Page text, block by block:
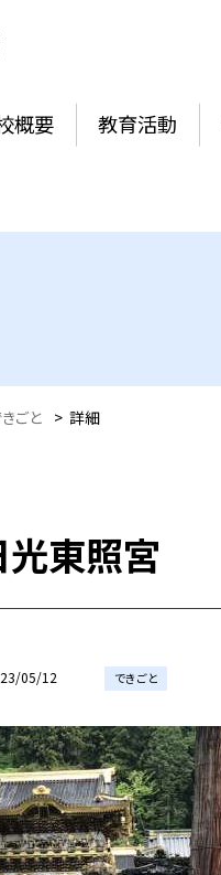
概要 教育活動
ごと > 詳細
光東照宮
05/12 できごと